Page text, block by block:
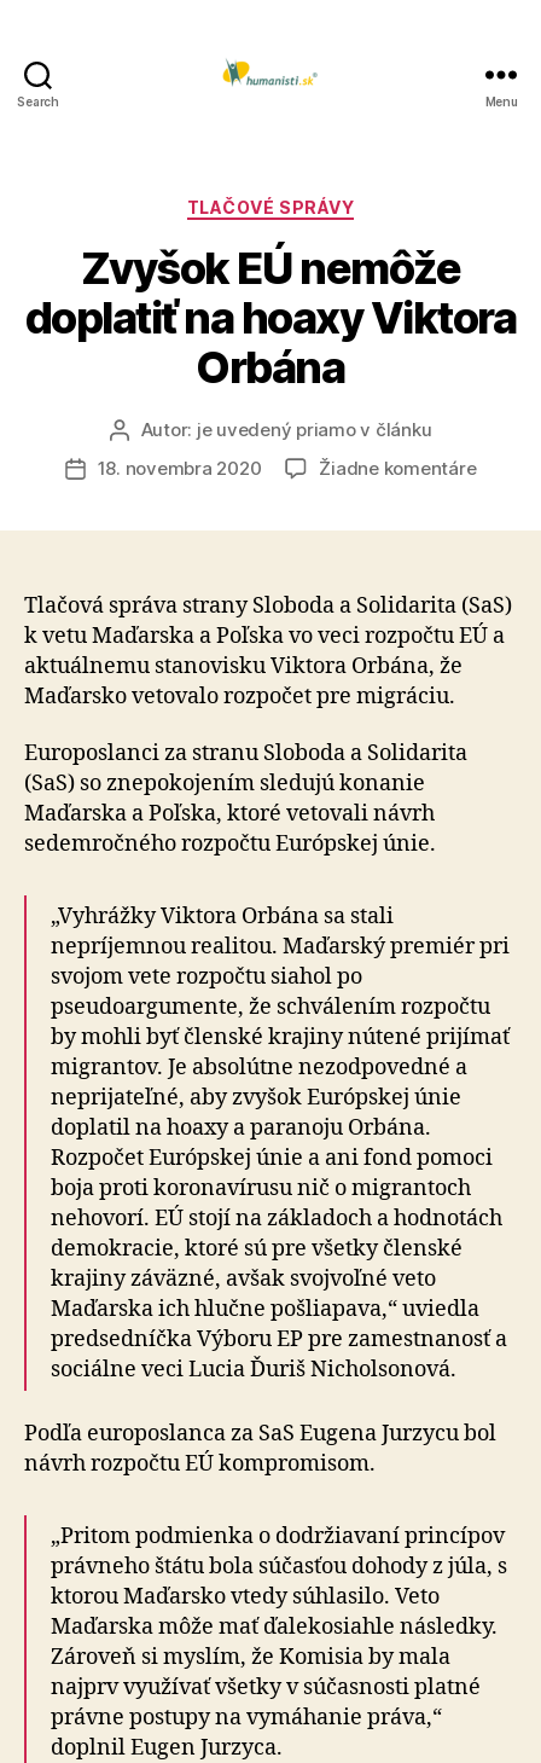
Search Menu
Kategórie
TLAČOVÉ SPRÁVY
Zvyšok EÚ nemôže
doplatiť na hoaxy Viktora
Orbána
AutorAutor: je uvedený priamo v článku
Dátum
18. novembra 2020 Žiadne komentárena
na
hoaxy
Tlačová správa strany Sloboda a Solidarita (SaS)
k vetu Maďarska a Poľska vo veci rozpočtu EÚ a
aktuálnemu stanovisku Viktora Orbána, že
Maďarsko vetovalo rozpočet pre migráciu.
Europoslanci za stranu Sloboda a Solidarita
(SaS) so znepokojením sledujú konanie
Maďarska a Poľska, ktoré vetovali návrh
sedemročného rozpočtu Európskej únie.
„Vyhrážky Viktora Orbána sa stali
nepríjemnou realitou. Maďarský premiér pri
svojom vete rozpočtu siahol po
pseudoargumente, že schválením rozpočtu
by mohli byť členské krajiny nútené prijímať
migrantov. Je absolútne nezodpovedné a
neprijateľné, aby zvyšok Európskej únie
doplatil na hoaxy a paranoju Orbána.
Rozpočet Európskej únie a ani fond pomoci
boja proti koronavírusu nič o migrantoch
nehovorí. EÚ stojí na základoch a hodnotách
demokracie, ktoré sú pre všetky členské
krajiny záväzné, avšak svojvoľné veto
Maďarska ich hlučne pošliapava,“ uviedla
predsedníčka Výboru EP pre zamestnanosť a
sociálne veci Lucia Ďuriš Nicholsonová.
Podľa europoslanca za SaS Eugena Jurzycu bol
návrh rozpočtu EÚ kompromisom.
„Pritom podmienka o dodržiavaní princípov
právneho štátu bola súčasťou dohody z júla, s
ktorou Maďarsko vtedy súhlasilo. Veto
Maďarska môže mať ďalekosiahle následky.
Zároveň si myslím, že Komisia by mala
najprv využívať všetky v súčasnosti platné
právne postupy na vymáhanie práva,“
doplnil Eugen Jurzyca.